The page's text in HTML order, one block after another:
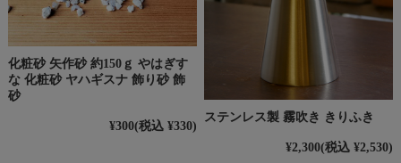
化粧砂 矢作砂 約150ｇ やはぎす
な 化粧砂 ヤハギスナ 飾り砂 飾
砂
¥300(税込 ¥330)
ステンレス製 霧吹き きりふき
¥2,300(税込 ¥2,530)